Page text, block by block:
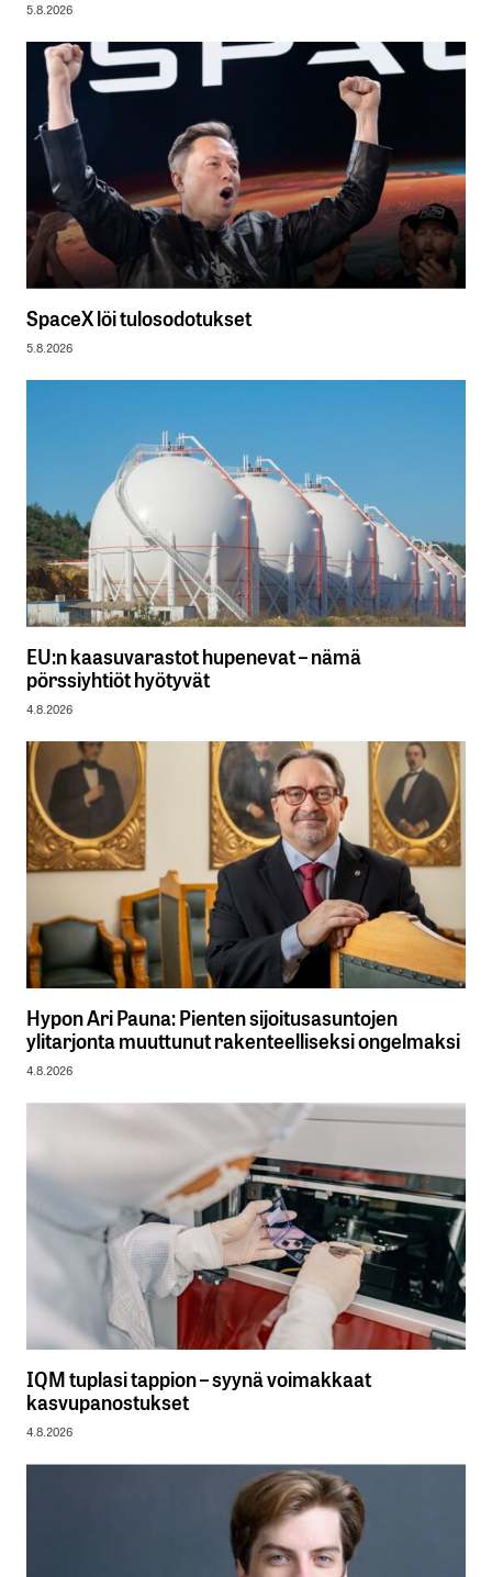
5.8.2026
SpaceX löi tulosodotukset
5.8.2026
EU:n kaasuvarastot hupenevat – nämä
pörssiyhtiöt hyötyvät
4.8.2026
Hypon Ari Pauna: Pienten sijoitusasuntojen
ylitarjonta muuttunut rakenteelliseksi ongelmaksi
4.8.2026
IQM tuplasi tappion – syynä voimakkaat
kasvupanostukset
4.8.2026